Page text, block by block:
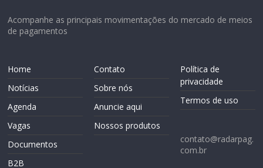
Acompanhe as principais movimentações do mercado de meios
de pagamentos
Home
Notícias
Agenda
Vagas
Documentos
B2B
Contato
Sobre nós
Anuncie aqui
Nossos produtos
Política de
privacidade
Termos de uso
contato@radarpag.
com.br